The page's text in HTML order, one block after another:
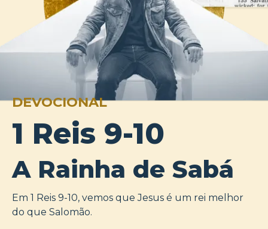
DEVOCIONAL
1 Reis 9-10
A Rainha de Sabá
Em 1 Reis 9-10, vemos que Jesus é um rei melhor
do que Salomão.